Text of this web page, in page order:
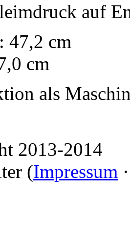
auf
47,2 cm
cm
als
2013-2014
(Impressum